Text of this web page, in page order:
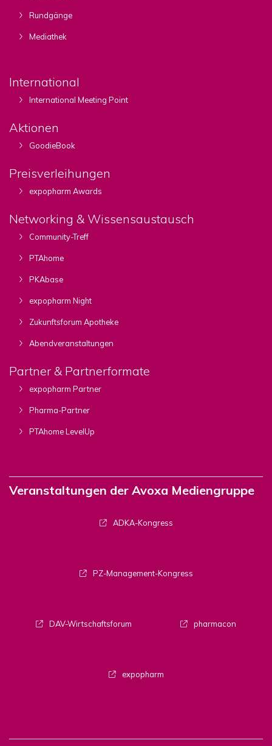
Rundgänge
Mediathek
International
International Meeting Point
Aktionen
GoodieBook
Preisverleihungen
expopharm Awards
Networking & Wissensaustausch
Community-Treff
PTAhome
PKAbase
expopharm Night
Zukunftsforum Apotheke
Abendveranstaltungen
Partner & Partnerformate
expopharm Partner
Pharma-Partner
PTAhome LevelUp
Veranstaltungen der Avoxa Mediengruppe
ADKA-Kongress
PZ-Management-Kongress
DAV-Wirtschaftsforum pharmacon
expopharm